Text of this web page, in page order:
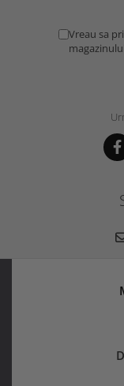
Vreau sa